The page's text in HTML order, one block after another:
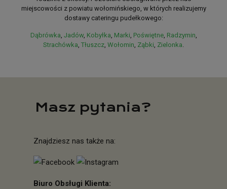
GreenBox – więcej informacji o firmie
miejscowości z powiatu wołomińskiego, w których realizujemy
dostawy cateringu pudełkowego:
Dąbrówka, Jadów, Kobyłka, Marki, Poświętne, Radzymin,
Strachówka, Tłuszcz, Wołomin, Ząbki, Zielonka.
Masz pytania?
Znajdziesz nas także na:
Biuro Obsługi Klienta: